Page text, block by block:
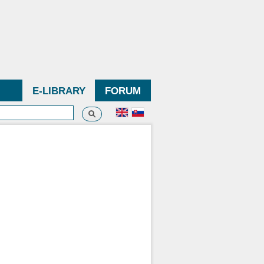
FORUM
E-LIBRARY
form
Search